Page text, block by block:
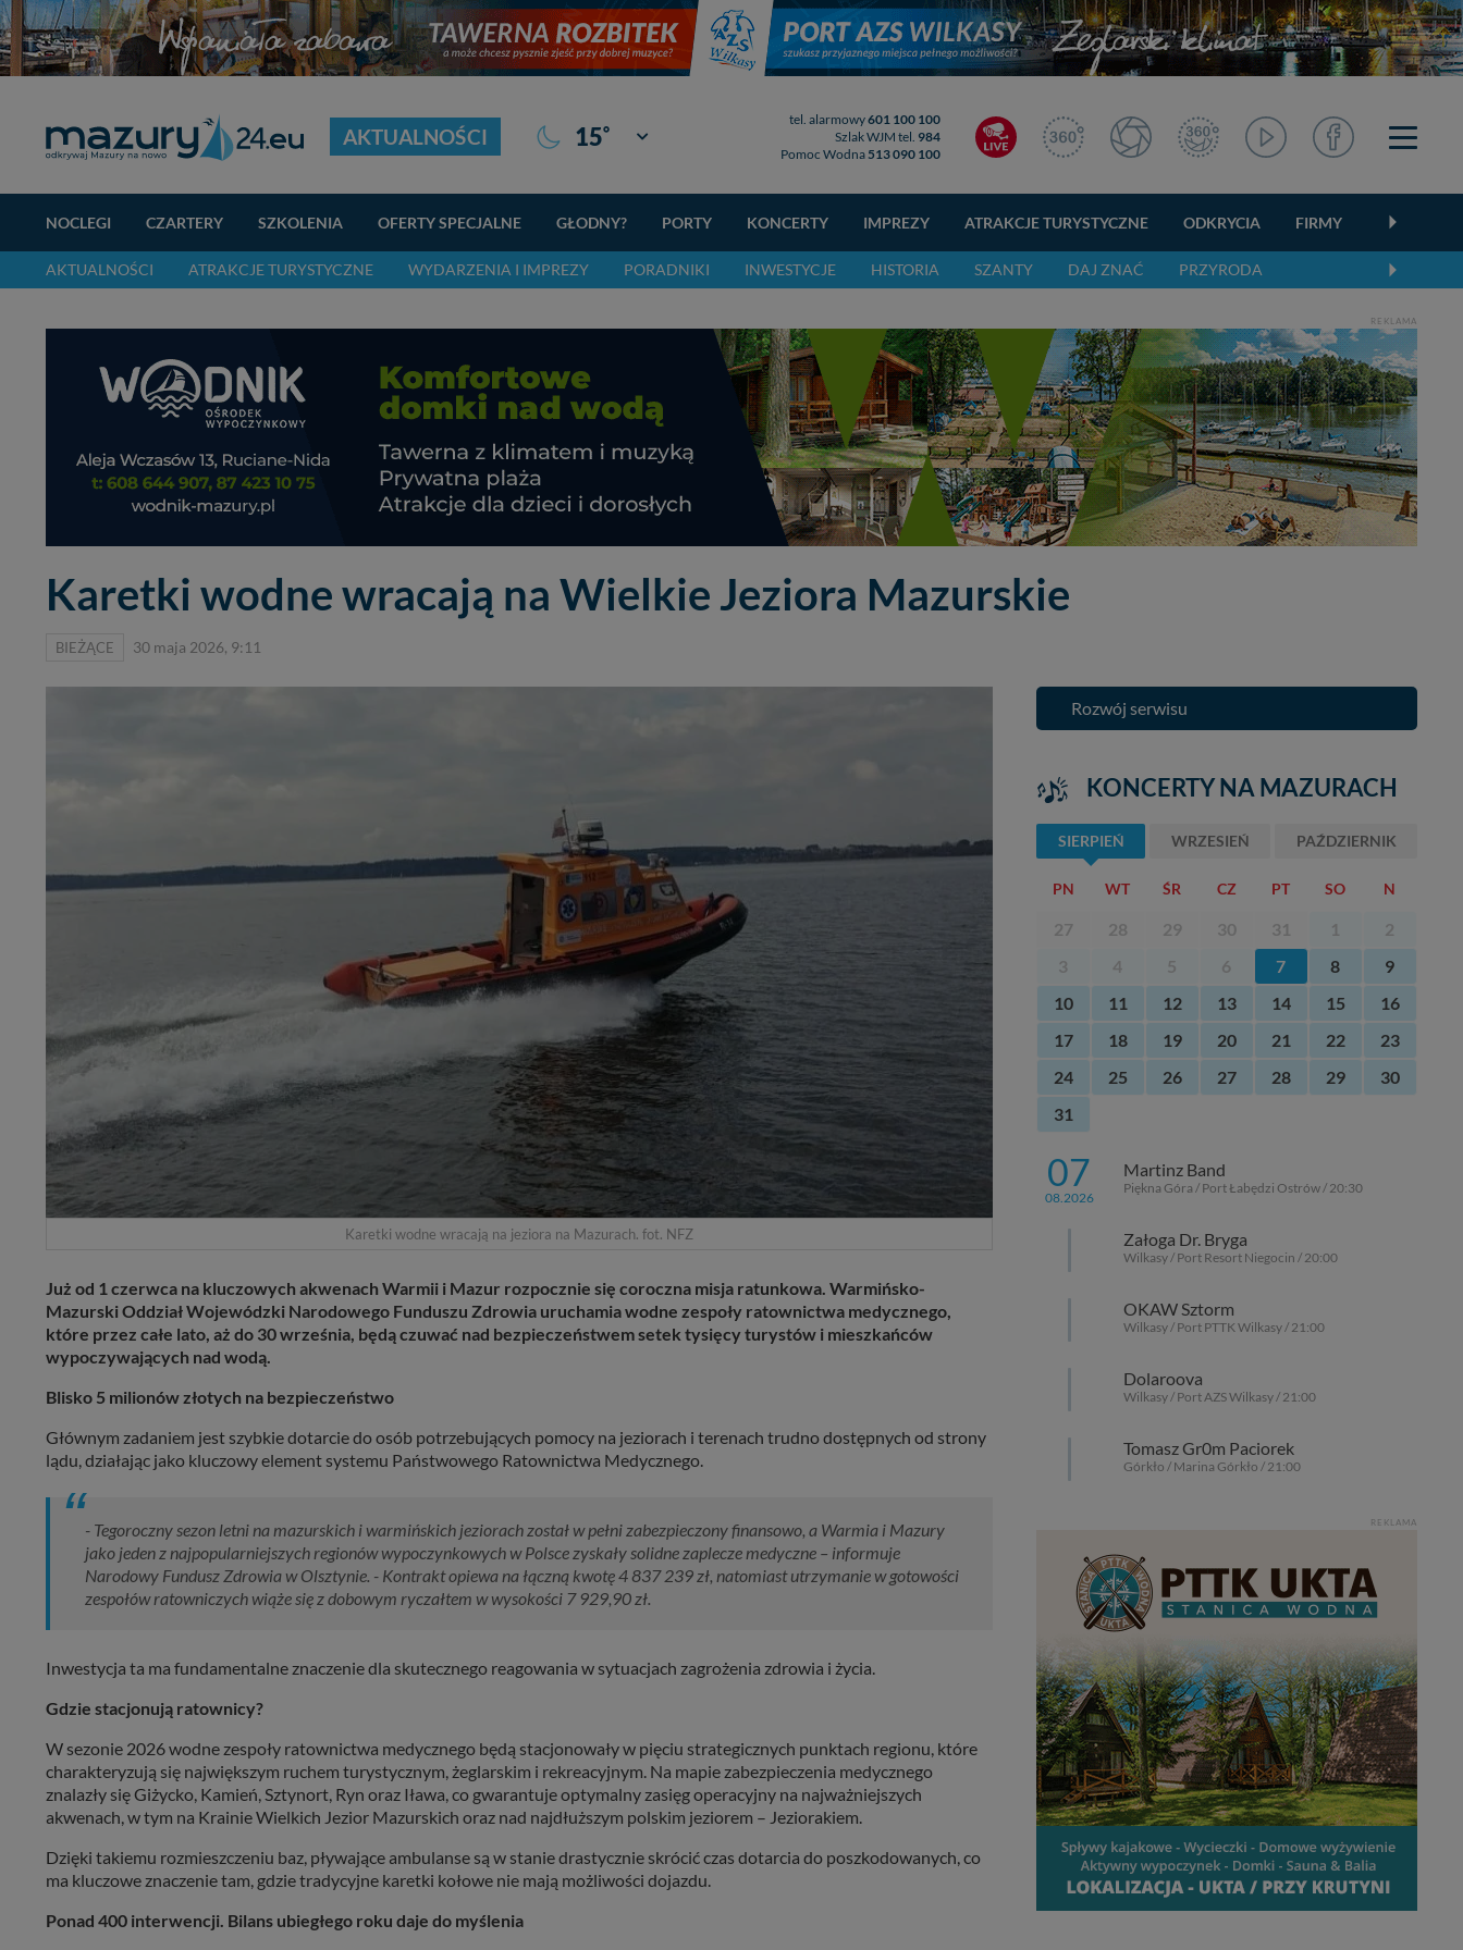
AKTUALNOŚCI 15° Giżycko
tel. alarmowy601 100 100
Szlak WJM tel. 984
Pomoc Wodna 513 090 100
NOCLEGI CZARTERY SZKOLENIA OFERTY SPECJALNE GŁODNY? PORTY KONCERTY IMPREZY ATRAKCJE TURYSTYCZNE ODKRYCIA FIRMY
AKTUALNOŚCI ATRAKCJE TURYSTYCZNE WYDARZENIA I IMPREZY PORADNIKI INWESTYCJE HISTORIA SZANTY DAJ ZNAĆ PRZYRODA
REKLAMA
Karetki wodne wracają na Wielkie Jeziora Mazurskie
BIEŻĄCE 30 maja 2026, 9:11
Karetki wodne wracają na jeziora na Mazurach. fot. NFZ
Już od 1 czerwca na kluczowych akwenach Warmii i Mazur rozpocznie się coroczna misja ratunkowa. Warmińsko-
Mazurski Oddział Wojewódzki Narodowego Funduszu Zdrowia uruchamia wodne zespoły ratownictwa medycznego,
które przez całe lato, aż do 30 września, będą czuwać nad bezpieczeństwem setek tysięcy turystów i mieszkańców
wypoczywających nad wodą.
Blisko 5 milionów złotych na bezpieczeństwo
Głównym zadaniem jest szybkie dotarcie do osób potrzebujących pomocy na jeziorach i terenach trudno dostępnych od strony
lądu, działając jako kluczowy element systemu Państwowego Ratownictwa Medycznego.
- Tegoroczny sezon letni na mazurskich i warmińskich jeziorach został w pełni zabezpieczony finansowo, a Warmia i Mazury
jako jeden z najpopularniejszych regionów wypoczynkowych w Polsce zyskały solidne zaplecze medyczne – informuje
Narodowy Fundusz Zdrowia w Olsztynie. - Kontrakt opiewa na łączną kwotę 4 837 239 zł, natomiast utrzymanie w gotowości
zespołów ratowniczych wiąże się z dobowym ryczałtem w wysokości 7 929,90 zł.
Inwestycja ta ma fundamentalne znaczenie dla skutecznego reagowania w sytuacjach zagrożenia zdrowia i życia.
Gdzie stacjonują ratownicy?
W sezonie 2026 wodne zespoły ratownictwa medycznego będą stacjonowały w pięciu strategicznych punktach regionu, które
charakteryzują się największym ruchem turystycznym, żeglarskim i rekreacyjnym. Na mapie zabezpieczenia medycznego
znalazły się Giżycko, Kamień, Sztynort, Ryn oraz Iława, co gwarantuje optymalny zasięg operacyjny na najważniejszych
akwenach, w tym na Krainie Wielkich Jezior Mazurskich oraz nad najdłuższym polskim jeziorem – Jeziorakiem.
Dzięki takiemu rozmieszczeniu baz, pływające ambulanse są w stanie drastycznie skrócić czas dotarcia do poszkodowanych, co
ma kluczowe znaczenie tam, gdzie tradycyjne karetki kołowe nie mają możliwości dojazdu.
Ponad 400 interwencji. Bilans ubiegłego roku daje do myślenia
Rozwój serwisu
KONCERTY NA MAZURACH
SIERPIEŃ WRZESIEŃ PAŹDZIERNIK
PN WT ŚR CZ PT SO N
27 28 29 30 31 1
2
3
4 5 6 7 8
9
10
11 12 13 14 15
16
17
18 19 20 21 22
23
24
25 26 27 28 29
30
31
07
08.2026
Martinz Band
Piękna Góra / Port Łabędzi Ostrów / 20:30
Załoga Dr. Bryga
Wilkasy / Port Resort Niegocin / 20:00
OKAW Sztorm
Wilkasy / Port PTTK Wilkasy / 21:00
Dolaroova
Wilkasy / Port AZS Wilkasy / 21:00
Tomasz Gr0m Paciorek
Górkło / Marina Górkło / 21:00
REKLAMA